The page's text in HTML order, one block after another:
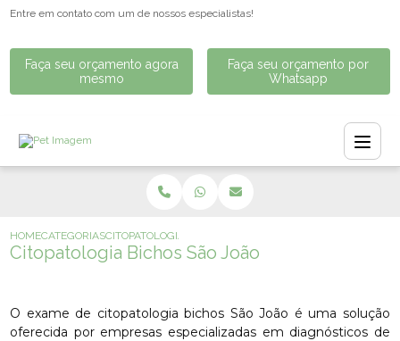
Entre em contato com um de nossos especialistas!
Faça seu orçamento agora
mesmo
Faça seu orçamento por
Whatsapp
HOMECATEGORIASCITOPATOLOGIA BICHOS SÃO JOÃO
Citopatologia Bichos São João
O exame de citopatologia bichos São João é uma solução
oferecida por empresas especializadas em diagnósticos de